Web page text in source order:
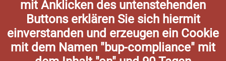
mit Anklicken des untenstehenden
Buttons erklären Sie sich hiermit
einverstanden und erzeugen ein Cookie
mit dem Namen "bup-compliance" mit